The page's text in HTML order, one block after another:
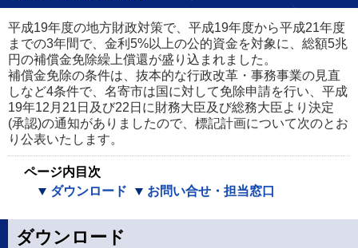
平成19年度の地方財政対策で、平成19年度から平成21年度
までの3年間で、金利5%以上の公的資金を対象に、総額5兆
円の補償金免除繰上償還が盛り込まれました。
補償金免除の条件は、抜本的な行政改革・事務事業の見直
しなど4条件で、名寄市は国に対して免除申請を行い、平成
19年12月21日及び22日に財務大臣及び総務大臣より決定
(承認)の通知がありましたので、標記計画について次のとお
り公表いたします。
ページ内目次
ダウンロード
お問い合せ・担当窓口
ダウンロード